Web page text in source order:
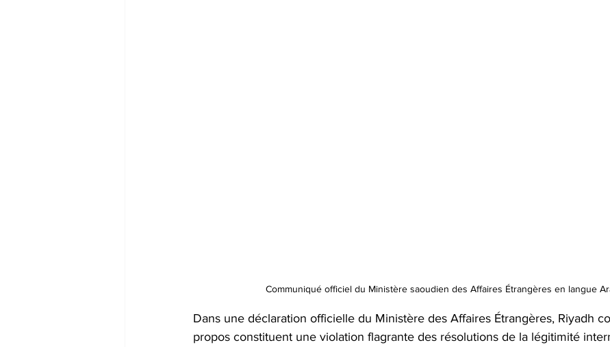
Communiqué officiel du Ministère saoudien des Affaires Étrangères en langue
Dans une déclaration officielle du Ministère des Affaires Étrangères, Riyadh
propos constituent une violation flagrante des résolutions de la légitimité